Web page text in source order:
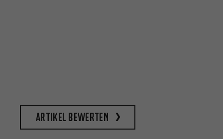
Artikel bewerten